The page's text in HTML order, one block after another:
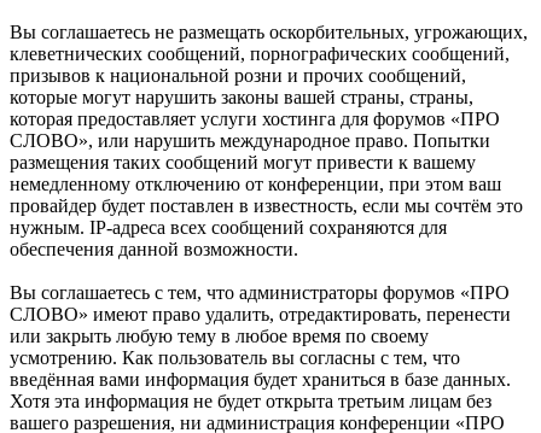
Вы соглашаетесь не размещать оскорбительных, угрожающих,
клеветнических сообщений, порнографических сообщений,
призывов к национальной розни и прочих сообщений,
которые могут нарушить законы вашей страны, страны,
которая предоставляет услуги хостинга для форумов «ПРО
СЛОВО», или нарушить международное право. Попытки
размещения таких сообщений могут привести к вашему
немедленному отключению от конференции, при этом ваш
провайдер будет поставлен в известность, если мы сочтём это
нужным. IP-адреса всех сообщений сохраняются для
обеспечения данной возможности.
Вы соглашаетесь с тем, что администраторы форумов «ПРО
СЛОВО» имеют право удалить, отредактировать, перенести
или закрыть любую тему в любое время по своему
усмотрению. Как пользователь вы согласны с тем, что
введённая вами информация будет храниться в базе данных.
Хотя эта информация не будет открыта третьим лицам без
вашего разрешения, ни администрация конференции «ПРО